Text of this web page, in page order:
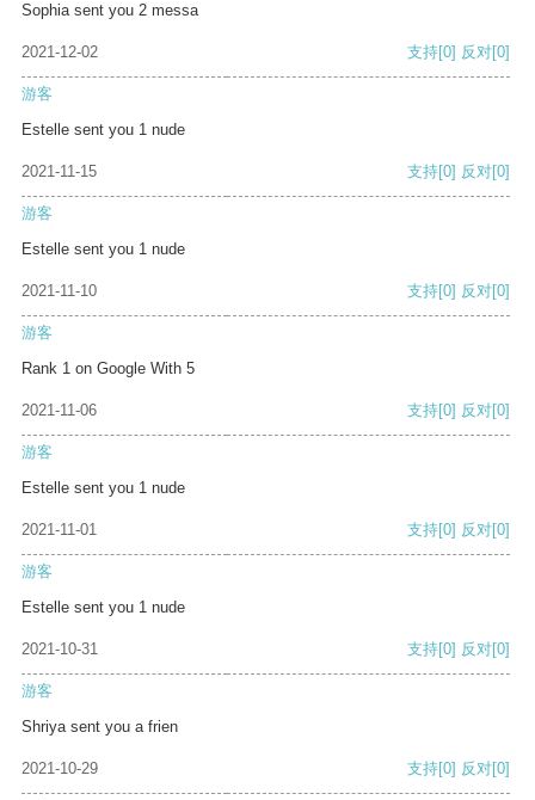
Sophia sent you 2 messa
2021-12-02 支持[0] 反对[0]
游客
Estelle sent you 1 nude
2021-11-15 支持[0] 反对[0]
游客
Estelle sent you 1 nude
2021-11-10 支持[0] 反对[0]
游客
Rank 1 on Google With 5
2021-11-06 支持[0] 反对[0]
游客
Estelle sent you 1 nude
2021-11-01 支持[0] 反对[0]
游客
Estelle sent you 1 nude
2021-10-31 支持[0] 反对[0]
游客
Shriya sent you a frien
2021-10-29 支持[0] 反对[0]